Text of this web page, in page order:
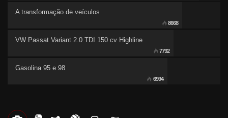
A transformação de veículos
8668
VW Passat Variant 2.0 TDI 150 cv Highline
7792
Gasolina 95 e 98
6994